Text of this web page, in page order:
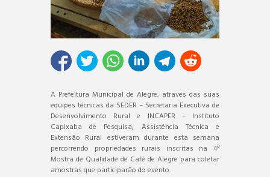
A Prefeitura Municipal de Alegre, através das suas
equipes técnicas da SEDER – Secretaria Executiva de
Desenvolvimento Rural e INCAPER – Instituto
Capixaba de Pesquisa, Assistência Técnica e
Extensão Rural estiveram durante esta semana
percorrendo propriedades rurais inscritas na 4ª
Mostra de Qualidade de Café de Alegre para coletar
amostras que participarão do evento.